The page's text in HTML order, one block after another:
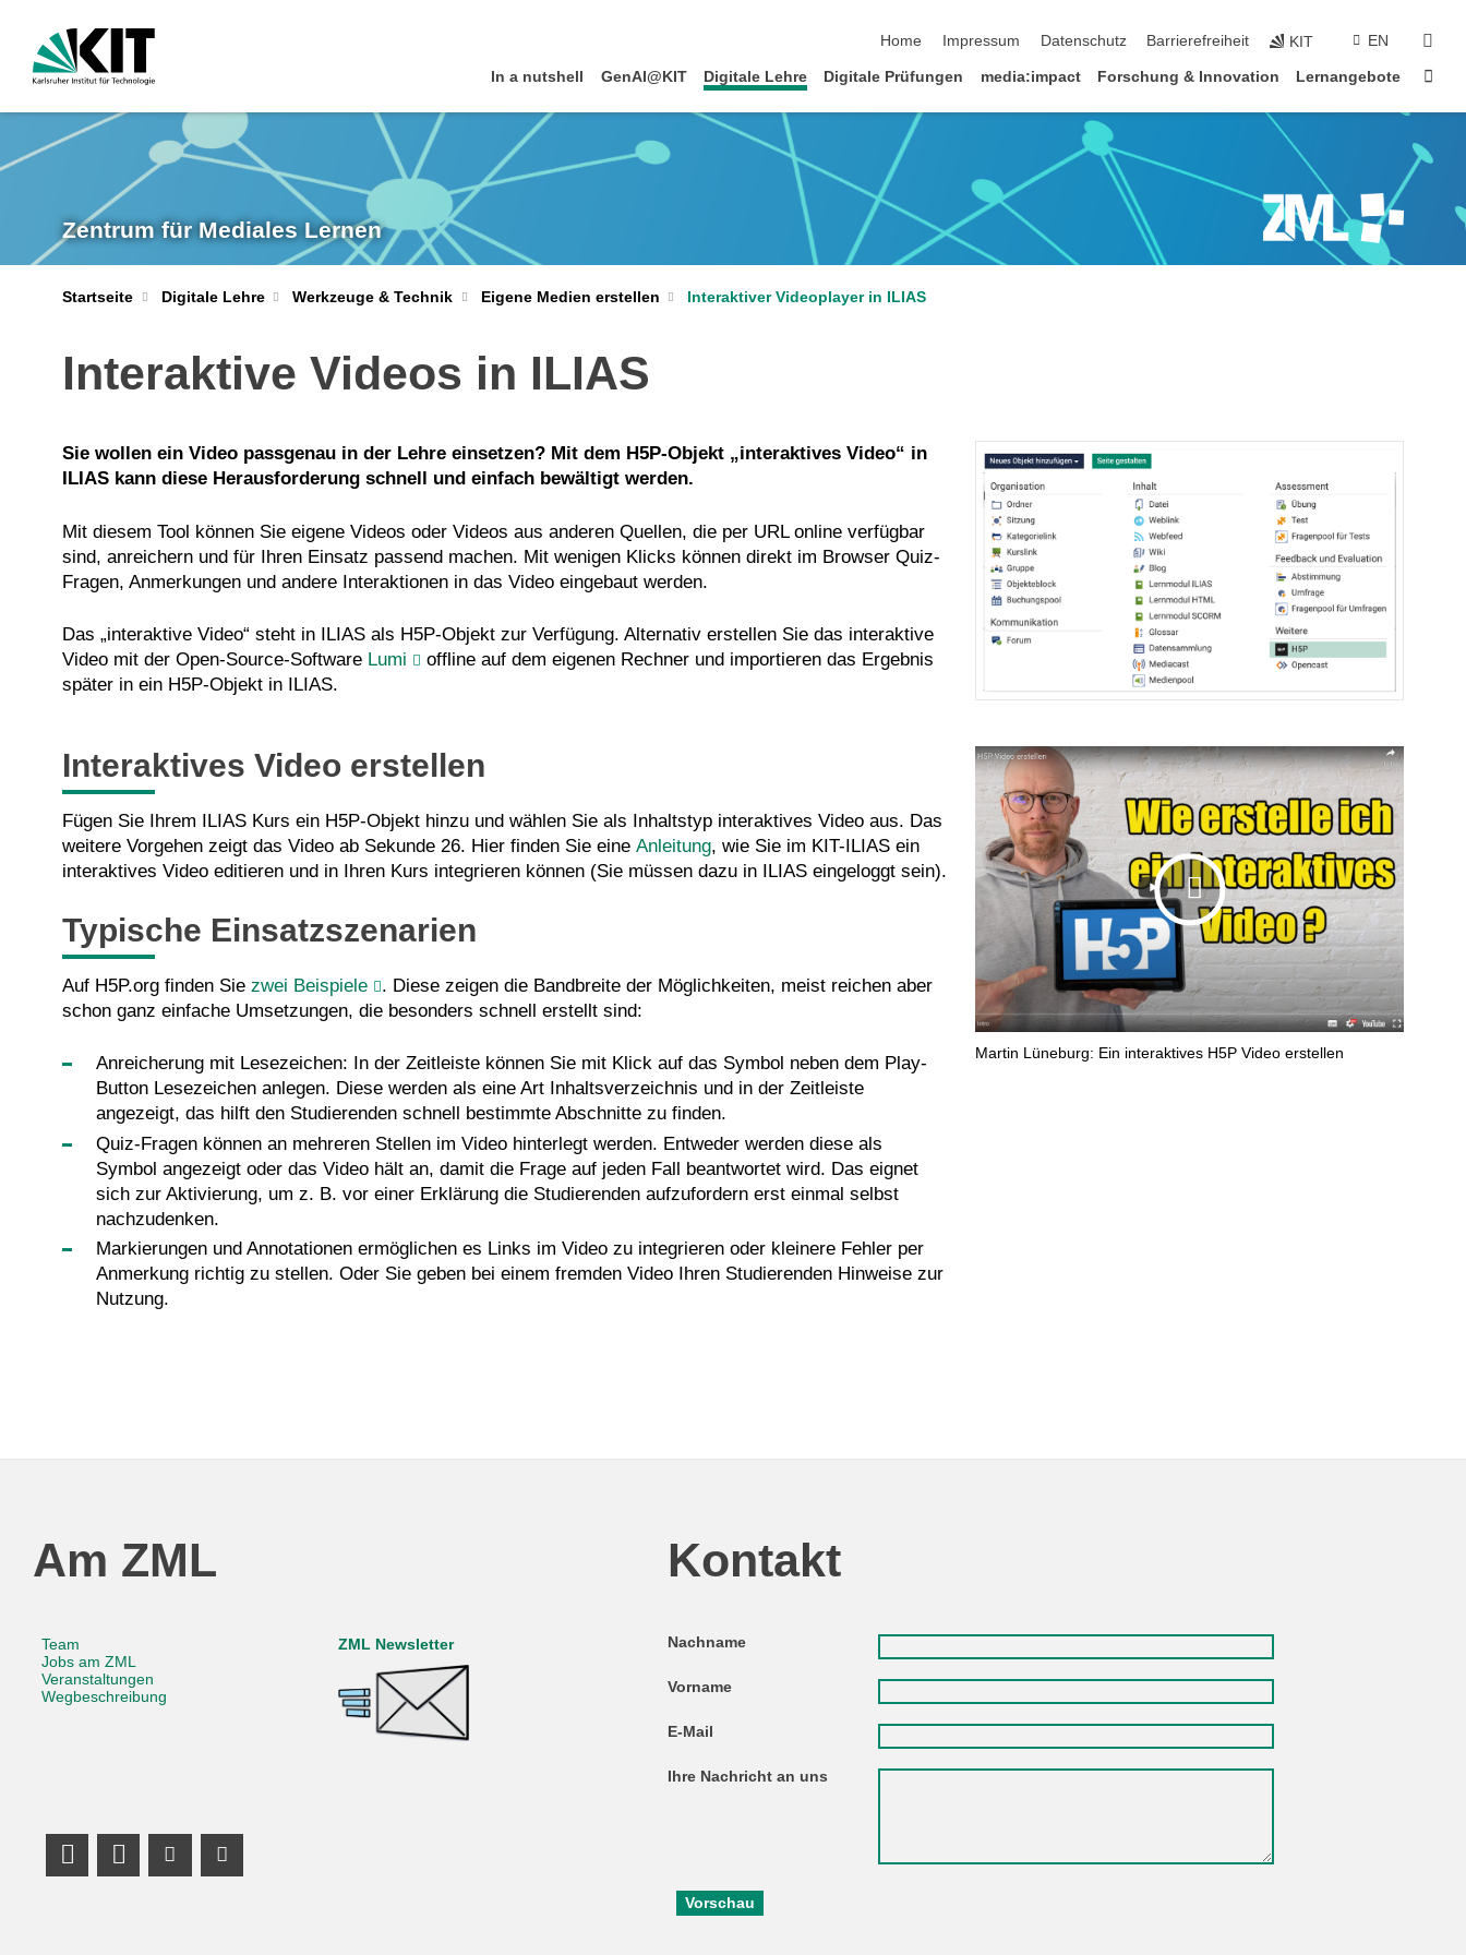
Home
Impressum Datenschutz Barrierefreiheit KIT EN
In a nutshell GenAI@KIT Digitale Lehre Digitale Prüfungen media:impact Forschung & Innovation Lernangebote
Zentrum für Mediales Lernen
Startseite Digitale Lehre Werkzeuge & Technik Eigene Medien erstellen Interaktiver Videoplayer in ILIAS
Interaktive Videos in ILIAS
Sie wollen ein Video passgenau in der Lehre einsetzen? Mit dem H5P-Objekt „interaktives Video“ in
ILIAS kann diese Herausforderung schnell und einfach bewältigt werden.
Mit diesem Tool können Sie eigene Videos oder Videos aus anderen Quellen, die per URL online verfügbar
sind, anreichern und für Ihren Einsatz passend machen. Mit wenigen Klicks können direkt im Browser Quiz-
Fragen, Anmerkungen und andere Interaktionen in das Video eingebaut werden.
Das „interaktive Video“ steht in ILIAS als H5P-Objekt zur Verfügung. Alternativ erstellen Sie das interaktive
Video mit der Open-Source-Software Lumi
offline auf dem eigenen Rechner und importieren das Ergebnis
später in ein H5P-Objekt in ILIAS.
Interaktives Video erstellen
Fügen Sie Ihrem ILIAS Kurs ein H5P-Objekt hinzu und wählen Sie als Inhaltstyp interaktives Video aus. Das
weitere Vorgehen zeigt das Video ab Sekunde 26. Hier finden Sie eine Anleitung, wie Sie im KIT-ILIAS ein
interaktives Video editieren und in Ihren Kurs integrieren können (Sie müssen dazu in ILIAS eingeloggt sein).
Typische Einsatzszenarien
Auf H5P.org finden Sie zwei Beispiele
. Diese zeigen die Bandbreite der Möglichkeiten, meist reichen aber
schon ganz einfache Umsetzungen, die besonders schnell erstellt sind:
Anreicherung mit Lesezeichen: In der Zeitleiste können Sie mit Klick auf das Symbol neben dem Play-
Button Lesezeichen anlegen. Diese werden als eine Art Inhaltsverzeichnis und in der Zeitleiste
angezeigt, das hilft den Studierenden schnell bestimmte Abschnitte zu finden.
Quiz-Fragen können an mehreren Stellen im Video hinterlegt werden. Entweder werden diese als
Symbol angezeigt oder das Video hält an, damit die Frage auf jeden Fall beantwortet wird. Das eignet
sich zur Aktivierung, um z. B. vor einer Erklärung die Studierenden aufzufordern erst einmal selbst
nachzudenken.
Markierungen und Annotationen ermöglichen es Links im Video zu integrieren oder kleinere Fehler per
Anmerkung richtig zu stellen. Oder Sie geben bei einem fremden Video Ihren Studierenden Hinweise zur
Nutzung.
Martin Lüneburg: Ein interaktives H5P Video erstellen
Am ZML
Team
Jobs am ZML
Veranstaltungen
Wegbeschreibung
ZML Newsletter
LinkedIn Profile
Mastodon
Youtube Channel
Youtube Channel
Kontakt
Nachname
Vorname
E-Mail
Ihre Nachricht an uns